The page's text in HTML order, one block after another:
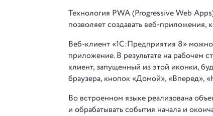
Технология PWA (Progressive Web
позволяет создавать веб-приложения,
Веб-клиент «1С:Предприятия 8»
приложение. В результате на рабочем
клиент, запущенный из этой иконки,
браузера, кнопок «Домой», «Вперед»,
Во встроенном языке реализована
и обрабатывать события начала и